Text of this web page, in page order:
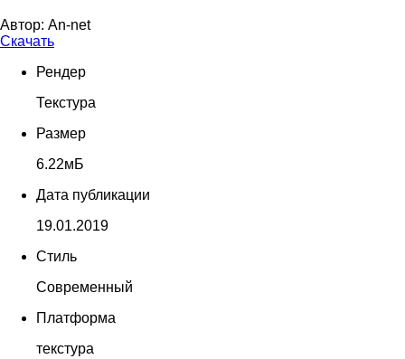
Автор: An-net
Скачать
Рендер
Текстура
Размер
6.22мБ
Дата публикации
19.01.2019
Стиль
Современный
Платформа
текстура